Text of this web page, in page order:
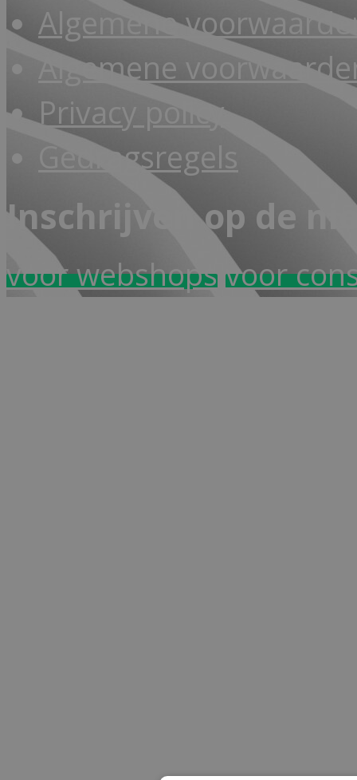
Algemene
Algemene
Privacy policy
Gedragsregels
Inschrijven op de
voor webshopsvoor